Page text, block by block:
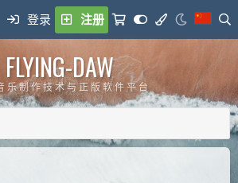
登录 注册
FLYING-DAW
乐 制 作 技 术 与 正 版 软 件 平 台